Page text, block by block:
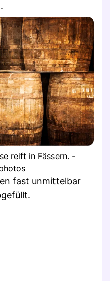
reift in Fässern. -
fast unmittelbar